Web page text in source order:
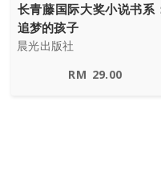
长青藤国际大奖小说书系
追梦的孩子
晨光出版社
RM 29.00